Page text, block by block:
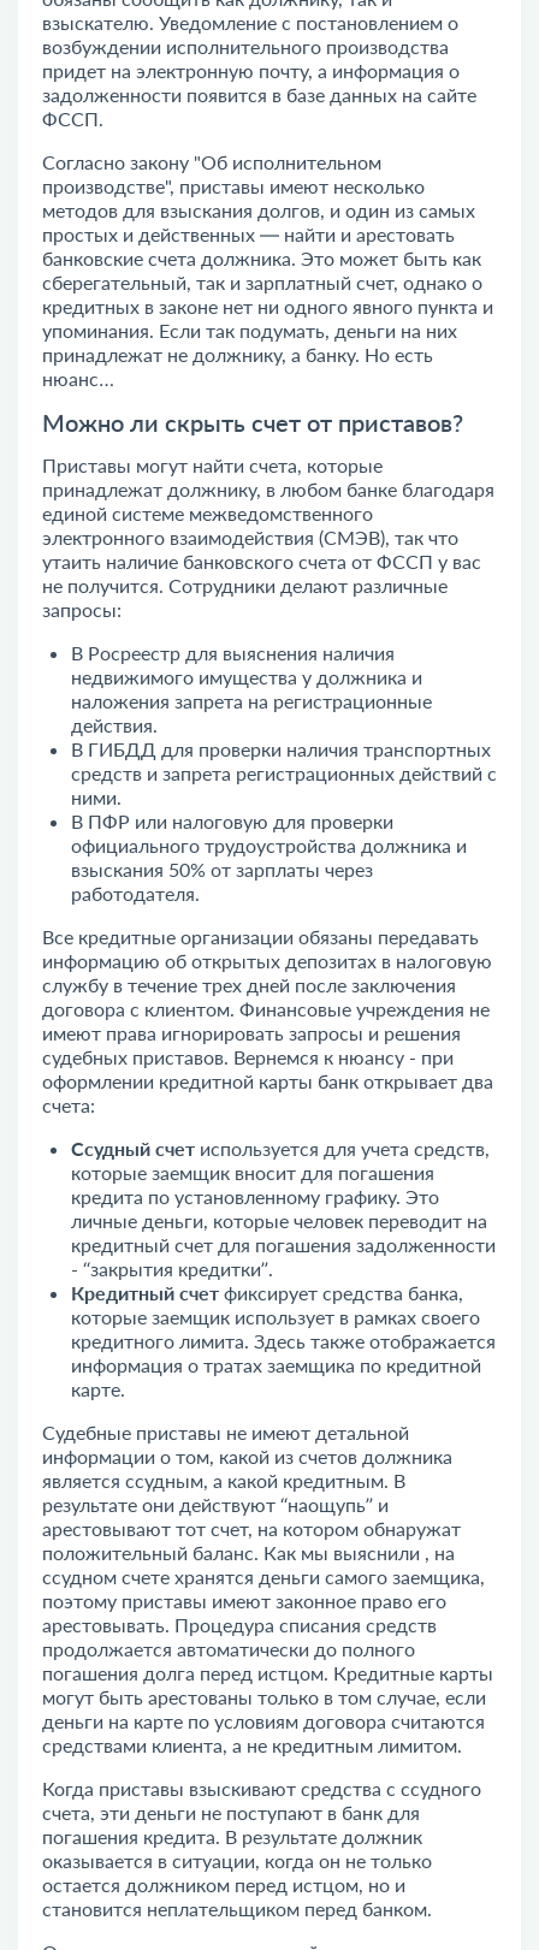
взыскателю. Уведомление с постановлением о
возбуждении исполнительного производства
придет на электронную почту, а информация о
задолженности появится в базе данных на сайте
ФССП.
Согласно закону "Об исполнительном
производстве", приставы имеют несколько
методов для взыскания долгов, и один из самых
простых и действенных — найти и арестовать
банковские счета должника. Это может быть как
сберегательный, так и зарплатный счет, однако о
кредитных в законе нет ни одного явного пункта и
упоминания. Если так подумать, деньги на них
принадлежат не должнику, а банку. Но есть
нюанс…
Можно ли скрыть счет от приставов?
Приставы могут найти счета, которые
принадлежат должнику, в любом банке благодаря
единой системе межведомственного
электронного взаимодействия (СМЭВ), так что
утаить наличие банковского счета от ФССП у вас
не получится. Сотрудники делают различные
запросы:
В Росреестр для выяснения наличия
недвижимого имущества у должника и
наложения запрета на регистрационные
действия.
В ГИБДД для проверки наличия транспортных
средств и запрета регистрационных действий с
ними.
В ПФР или налоговую для проверки
официального трудоустройства должника и
взыскания 50% от зарплаты через
работодателя.
Все кредитные организации обязаны передавать
информацию об открытых депозитах в налоговую
службу в течение трех дней после заключения
договора с клиентом. Финансовые учреждения не
имеют права игнорировать запросы и решения
судебных приставов. Вернемся к нюансу - при
оформлении кредитной карты банк открывает два
счета:
Ссудный счет используется для учета средств,
которые заемщик вносит для погашения
кредита по установленному графику. Это
личные деньги, которые человек переводит на
кредитный счет для погашения задолженности
- “закрытия кредитки”.
Кредитный счет фиксирует средства банка,
которые заемщик использует в рамках своего
кредитного лимита. Здесь также отображается
информация о тратах заемщика по кредитной
карте.
Судебные приставы не имеют детальной
информации о том, какой из счетов должника
является ссудным, а какой кредитным. В
результате они действуют “наощупь” и
арестовывают тот счет, на котором обнаружат
положительный баланс. Как мы выяснили , на
ссудном счете хранятся деньги самого заемщика,
поэтому приставы имеют законное право его
арестовывать. Процедура списания средств
продолжается автоматически до полного
погашения долга перед истцом. Кредитные карты
могут быть арестованы только в том случае, если
деньги на карте по условиям договора считаются
средствами клиента, а не кредитным лимитом.
Когда приставы взыскивают средства с ссудного
счета, эти деньги не поступают в банк для
погашения кредита. В результате должник
оказывается в ситуации, когда он не только
остается должником перед истцом, но и
становится неплательщиком перед банком.